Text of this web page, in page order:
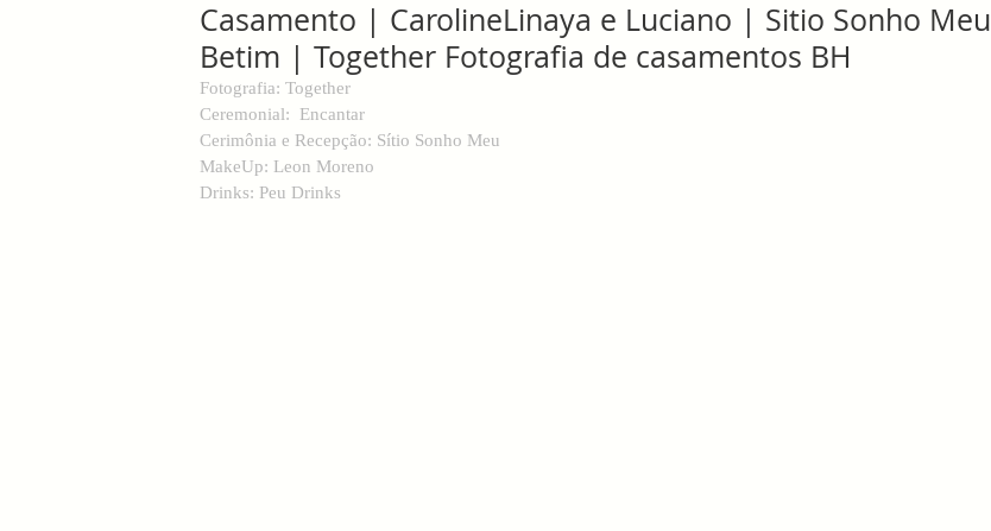
Casamento | CarolineLinaya e Luciano | Sitio Sonho Meu
Betim | Together Fotografia de casamentos BH
Fotografia: Together
Ceremonial:  Encantar
Cerimônia e Recepção: Sítio Sonho Meu
MakeUp: Leon Moreno
Drinks: Peu Drinks